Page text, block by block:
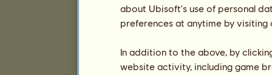
about Ubisoft's use of personal
preferences at anytime by
In addition to the above, by
website activity, including game